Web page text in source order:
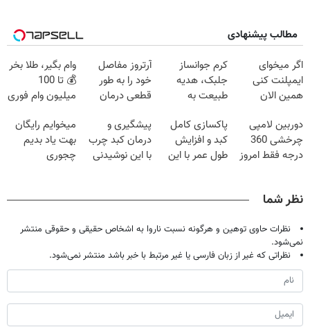
مطالب پیشنهادی
اگر میخوای
ایمپلنت کنی
همین الان
۲۵ میلیون
تومان!!!
کرم جوانساز
جلبک، هدیه
طبیعت به
تخفیف ویژه)
آرتروز مفاصل
خود را به طور
قطعی درمان
◗پرسش‌نامه◖
وام بگیر، طلا بخر
💰 تا 100
میلیون وام فوری
دوربین لامپی
چرخشی 360
درجه فقط امروز
منزل
پاکسازی کامل
کبد و افزایش
طول عمر با این
خرید
پیشگیری و
درمان کبد چرب
با این نوشیدنی
میخوایم رایگان
بهت یاد بدیم
چجوری
مجانیه
نظر شما
نظرات حاوی توهین و هرگونه نسبت ناروا به اشخاص حقیقی و حقوقی منتشر
نمی‌شود.
نظراتی که غیر از زبان فارسی یا غیر مرتبط با خبر باشد منتشر نمی‌شود.